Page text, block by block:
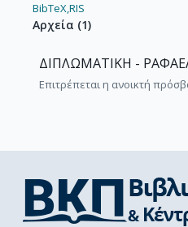
BibTeX,RIS
Αρχεία (1)
ΔΙΠΛΩΜΑΤΙΚΗ -
Επιτρέπεται η ανοικτή